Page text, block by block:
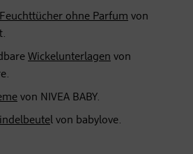
Feuchttücher ohne Parfum von
Wickelunterlagen von
von NIVEA BABY.
l von babylove.